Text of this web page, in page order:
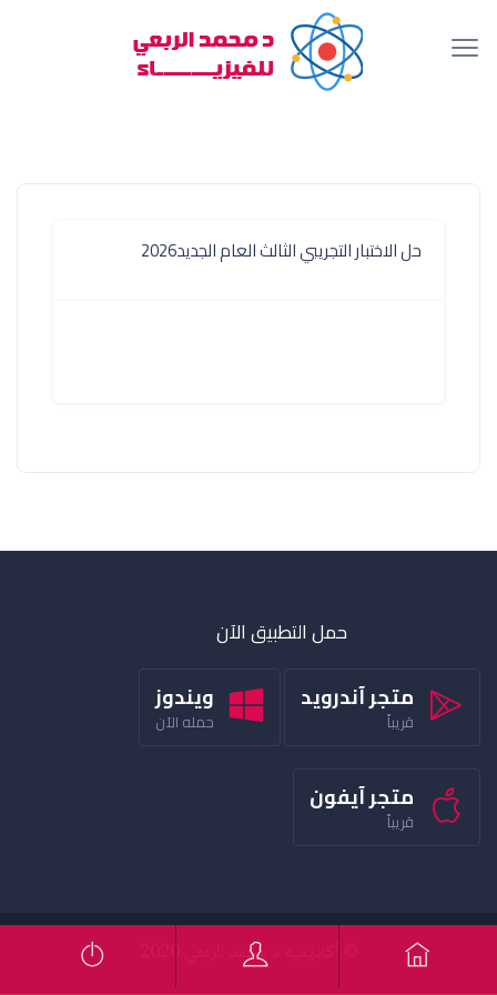
حل الاختبار التجريبي الثالث العام الجديد2026
حمل التطبيق الآن
متجر آندرويد
قريباً
ويندوز
حمله الآن
متجر آيفون
قريباً
© أكاديمية د محمد الربعي 2020